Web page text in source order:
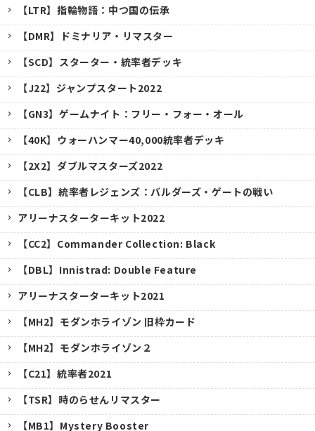
【LTR】指輪物語：中つ国の伝承
【DMR】ドミナリア・リマスター
【SCD】スターター・統率者デッキ
【J22】ジャンプスタート2022
【GN3】ゲームナイト：フリー・フォー・オール
【40K】ウォーハンマー40,000統率者デッキ
【2X2】ダブルマスターズ2022
【CLB】統率者レジェンズ：バルダーズ・ゲートの戦い
アリーナスターターキット2022
【CC2】Commander Collection: Black
【DBL】Innistrad: Double Feature
アリーナスターターキット2021
【MH2】モダンホライゾン 旧枠カード
【MH2】モダンホライゾン２
【C21】統率者2021
【TSR】時のらせんリマスター
【MB1】Mystery Booster